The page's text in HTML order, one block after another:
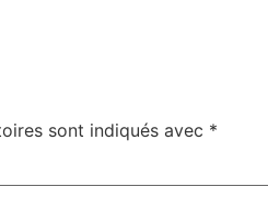
sont indiqués avec *